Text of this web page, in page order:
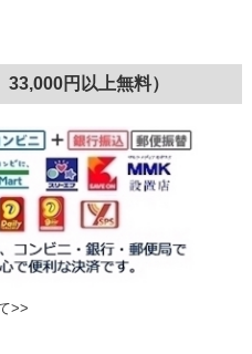
円以上無料）
>>